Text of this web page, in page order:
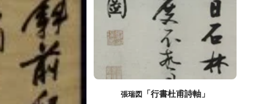
張瑞図「行書杜甫詩軸」